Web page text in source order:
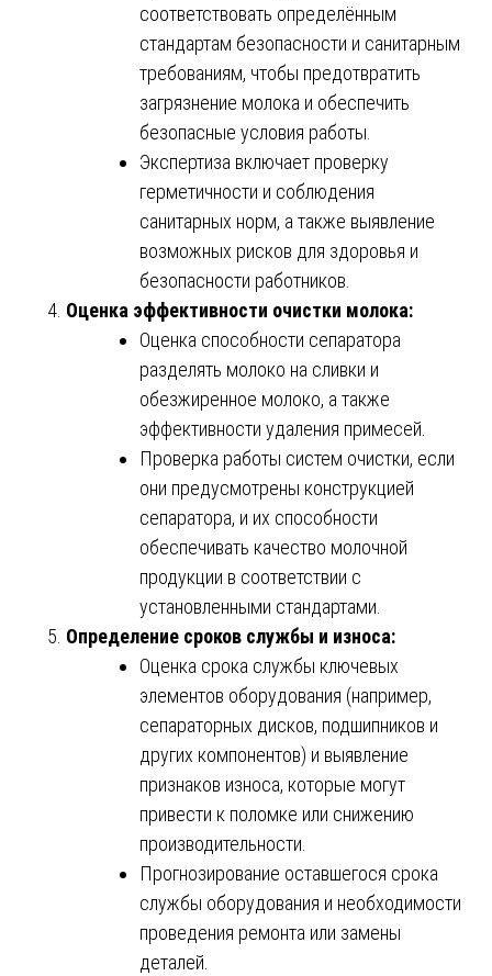
соответствовать определённым
стандартам безопасности и санитарным
требованиям, чтобы предотвратить
загрязнение молока и обеспечить
безопасные условия работы.
Экспертиза включает проверку
герметичности и соблюдения
санитарных норм, а также выявление
возможных рисков для здоровья и
безопасности работников.
Оценка эффективности очистки молока:
Оценка способности сепаратора
разделять молоко на сливки и
обезжиренное молоко, а также
эффективности удаления примесей.
Проверка работы систем очистки, если
они предусмотрены конструкцией
сепаратора, и их способности
обеспечивать качество молочной
продукции в соответствии с
установленными стандартами.
Определение сроков службы и износа:
Оценка срока службы ключевых
элементов оборудования (например,
сепараторных дисков, подшипников и
других компонентов) и выявление
признаков износа, которые могут
привести к поломке или снижению
производительности.
Прогнозирование оставшегося срока
службы оборудования и необходимости
проведения ремонта или замены
деталей.